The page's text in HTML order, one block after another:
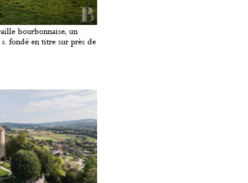
bourbonnaise, un
fondé en titre sur près de